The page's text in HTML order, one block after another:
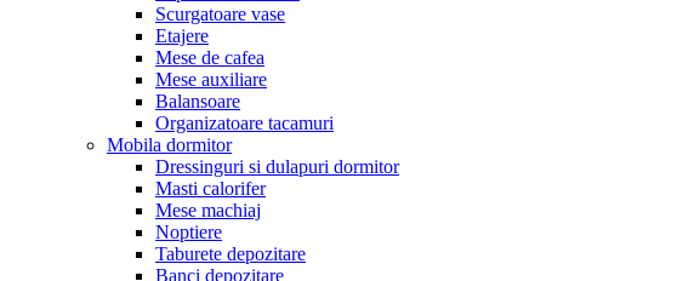
Scurgatoare vase
Etajere
Mese de cafea
Mese auxiliare
Balansoare
Organizatoare tacamuri
Mobila dormitor
Dressinguri si dulapuri dormitor
Masti calorifer
Mese machiaj
Noptiere
Taburete depozitare
Banci depozitare